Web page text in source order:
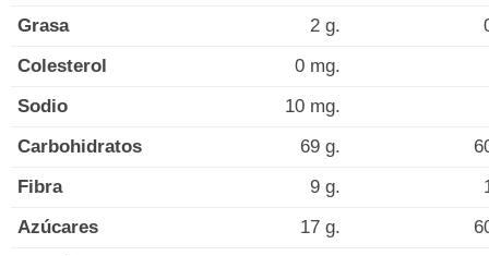
Grasa
2 g.
Colesterol
0 mg.
Sodio
10 mg.
Carbohidratos
69 g.
Fibra
9 g.
Azúcares
17 g.